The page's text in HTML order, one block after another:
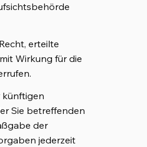
erteilte
Wirkung für die
künftigen
Sie betreffenden
der
jederzeit